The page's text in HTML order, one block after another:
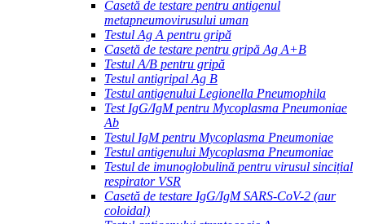
Casetă de testare pentru antigenul
metapneumovirusului uman
Testul Ag A pentru gripă
Casetă de testare pentru gripă Ag A+B
Testul A/B pentru gripă
Testul antigripal Ag B
Testul antigenului Legionella Pneumophila
Test IgG/IgM pentru Mycoplasma Pneumoniae
Ab
Testul IgM pentru Mycoplasma Pneumoniae
Testul antigenului Mycoplasma Pneumoniae
Testul de imunoglobulină pentru virusul sincițial
respirator VSR
Casetă de testare IgG/IgM SARS-CoV-2 (aur
coloidal)